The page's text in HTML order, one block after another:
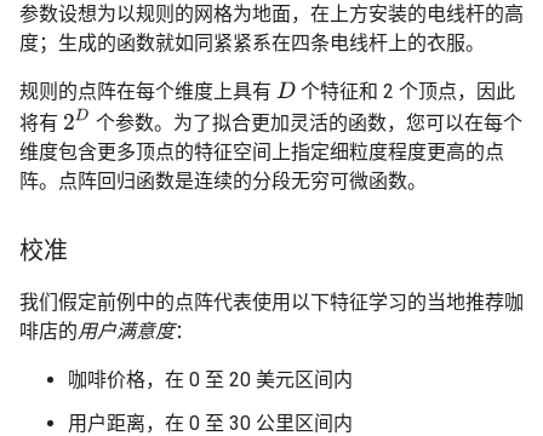
参数设想为以规则的网格为地面，在上方安装的电线杆的高
度；生成的函数就如同紧紧系在四条电线杆上的衣服。
规则的点阵在每个维度上具有 D 个特征和 2 个顶点，因此
将有 2D 个参数。为了拟合更加灵活的函数，您可以在每个
维度包含更多顶点的特征空间上指定细粒度程度更高的点
阵。点阵回归函数是连续的分段无穷可微函数。
校准
我们假定前例中的点阵代表使用以下特征学习的当地推荐咖
啡店的用户满意度：
咖啡价格，在 0 至 20 美元区间内
用户距离，在 0 至 30 公里区间内